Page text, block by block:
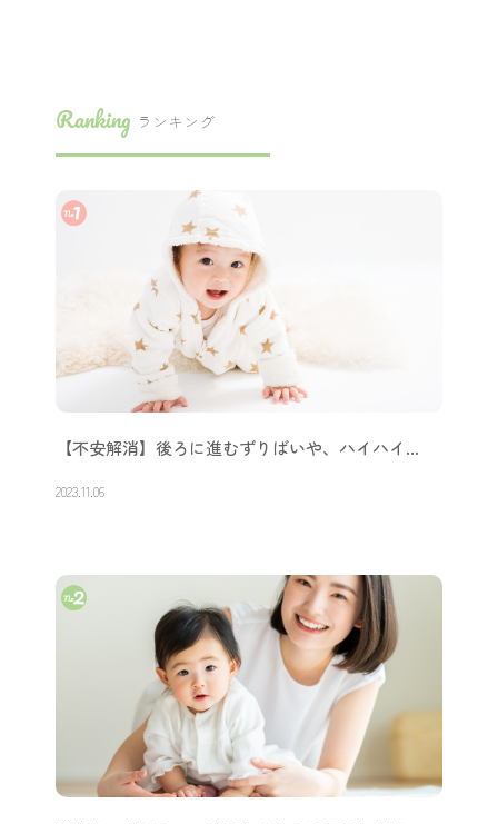
育児に関するお役立ち情報やママさんたちが感じてい
るお悩みを解決できるような情報を発信します！
Ranking
【不安解消】後ろに進むずりばいや、ハイハイ…
2023.11.06